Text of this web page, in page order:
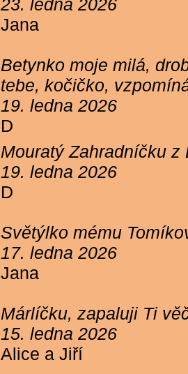
23. ledna 2026
Jana
Betynko moje milá,
tebe, kočičko,
19. ledna 2026
D
Mouratý Zahradníčku
19. ledna 2026
D
Světýlko mému
17. ledna 2026
Jana
Márlíčku, zapaluji Ti
15. ledna 2026
Alice a Jiří